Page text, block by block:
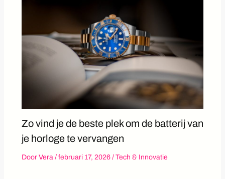
Zo vind je de beste plek om de batterij van
je horloge te vervangen
Door Vera / februari 17, 2026 / Tech & Innovatie